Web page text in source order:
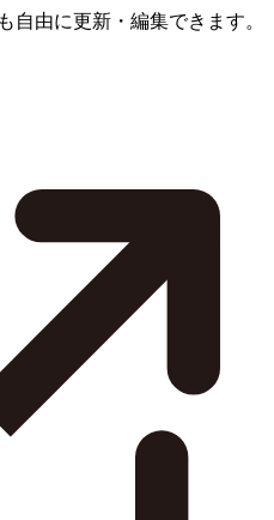
自由に更新・編集できます。